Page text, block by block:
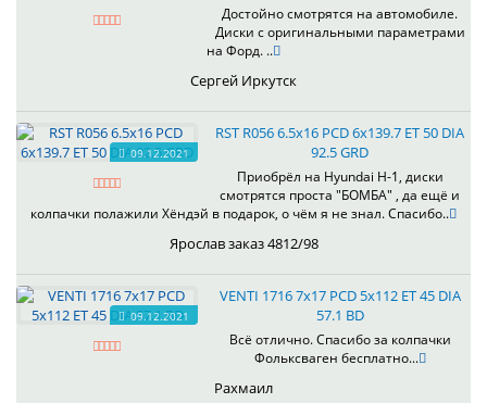
Достойно смотрятся на автомобиле.
Диски с оригинальными параметрами
на Форд. ..
Сергей Иркутск
09.12.2021
RST R056 6.5x16 PCD 6x139.7 ET 50 DIA
92.5 GRD
Приобрёл на Hyundai H-1, диски
смотрятся проста "БОМБА" , да ещё и
колпачки полажили Хёндэй в подарок, о чём я не знал. Спасибо..
Ярослав заказ 4812/98
09.12.2021
VENTI 1716 7x17 PCD 5x112 ET 45 DIA
57.1 BD
Всё отлично. Спасибо за колпачки
Фольксваген бесплатно...
Рахмаил